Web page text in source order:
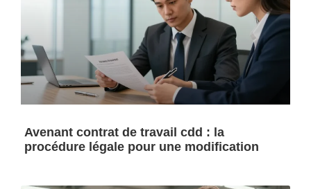
Avenant contrat de travail cdd : la
procédure légale pour une modification